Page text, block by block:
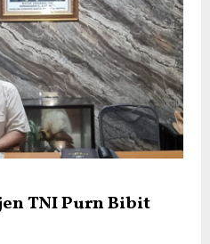
TNI Purn Bibit